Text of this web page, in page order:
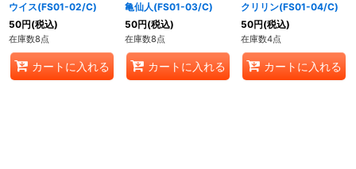
ウイス(FS01-02/C)
50円(税込)
在庫数8点
カートに入れる
亀仙人(FS01-03/C)
50円(税込)
在庫数8点
カートに入れる
クリリン(FS01-04/C)
50円(税込)
在庫数4点
カートに入れる